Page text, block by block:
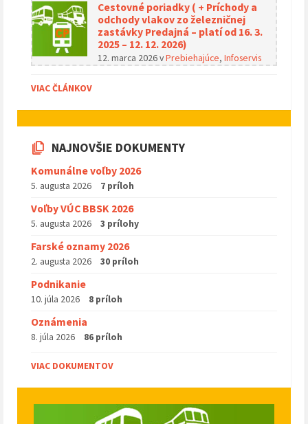
Cestovné poriadky ( + Príchody a
odchody vlakov zo železničnej
zastávky Predajná – platí od 16. 3.
2025 – 12. 12. 2026)
12. marca 2026vPrebiehajúce, Infoservis
VIAC ČLÁNKOV
NAJNOVŠIE DOKUMENTY
Komunálne voľby 2026
5. augusta 2026 7 príloh
Voľby VÚC BBSK 2026
5. augusta 2026 3 prílohy
Farské oznamy 2026
2. augusta 2026 30 príloh
Podnikanie
10. júla 2026 8 príloh
Oznámenia
8. júla 2026 86 príloh
VIAC DOKUMENTOV